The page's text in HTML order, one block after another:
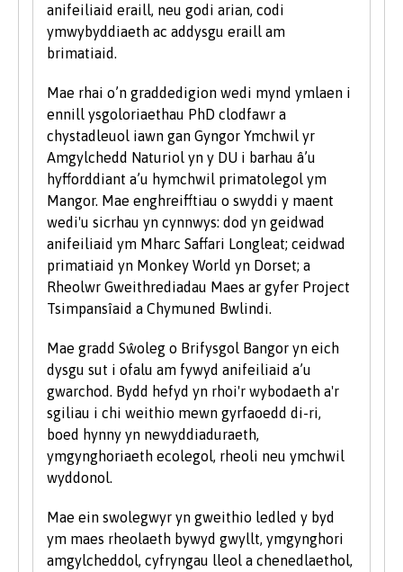
Mae angen i bob myfyriwr feddu ar sgiliau
sylfaenol da ac mae'r Brifysgol hefyd yn gweld
Rydym yn derbyn myfyrwyr â phob math o
gymwysterau, profiadau a chefndiroedd ac yn
ystyried pob cais yn unigol. Fel rhan o bolisi’r
Brifysgol, rydym yn ystyried ceisiadau gan
ddarpar fyfyrwyr anabl ar yr un sail â phob
myfyriwr arall.
Rydym hefyd yn ystyried ceisiadau gan
ddysgwyr hŷn sydd â chymwysterau ansafonol
a/neu brofiad gwaith a all ddangos y
cymhelliant a'r ymrwymiad i astudio ar raglen
fyfyrwyr hŷn bob blwyddyn. I gael rhagor o
wybodaeth am astudio fel myfyriwr hŷn, ewch
i’n hadran Astudio ym Mangor ar y wefan.
anifeiliaid eraill, neu godi arian, codi
ymwybyddiaeth ac addysgu eraill am
brimatiaid.
Mae rhai o’n graddedigion wedi mynd ymlaen i
ennill ysgoloriaethau PhD clodfawr a
chystadleuol iawn gan Gyngor Ymchwil yr
Amgylchedd Naturiol yn y DU i barhau â’u
hyfforddiant a’u hymchwil primatolegol ym
Mangor. Mae enghreifftiau o swyddi y maent
wedi'u sicrhau yn cynnwys: dod yn geidwad
anifeiliaid ym Mharc Saffari Longleat; ceidwad
primatiaid yn Monkey World yn Dorset; a
Rheolwr Gweithrediadau Maes ar gyfer Project
Tsimpansîaid a Chymuned Bwlindi.
Mae gradd Sŵoleg o Brifysgol Bangor yn eich
dysgu sut i ofalu am fywyd anifeiliaid a’u
gwarchod. Bydd hefyd yn rhoi'r wybodaeth a'r
sgiliau i chi weithio mewn gyrfaoedd di-ri,
boed hynny yn newyddiaduraeth,
ymgynghoriaeth ecolegol, rheoli neu ymchwil
wyddonol.
Mae ein swolegwyr yn gweithio ledled y byd
ym maes rheolaeth bywyd gwyllt, ymgynghori
amgylcheddol, cyfryngau lleol a chenedlaethol,